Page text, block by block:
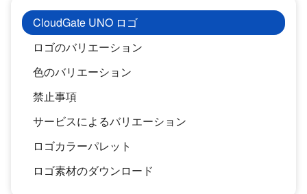
CloudGate UNO ロゴ
ロゴのバリエーション
色のバリエーション
禁止事項
サービスによるバリエーション
ロゴカラーパレット
ロゴ素材のダウンロード